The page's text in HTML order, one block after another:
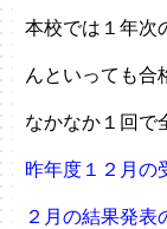
本校では１年次
んといっても合
なかなか１回で
昨年度１２月の
２月の結果発表